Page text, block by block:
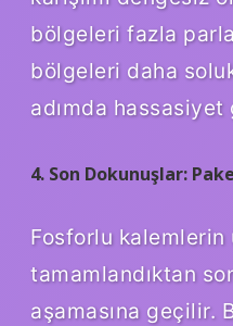
bölgeleri fazla
bölgeleri daha
adımda
4. Son Dokunuşlar:
Fosforlu kalemlerin
tamamlandıktan
aşamasına geçilir.